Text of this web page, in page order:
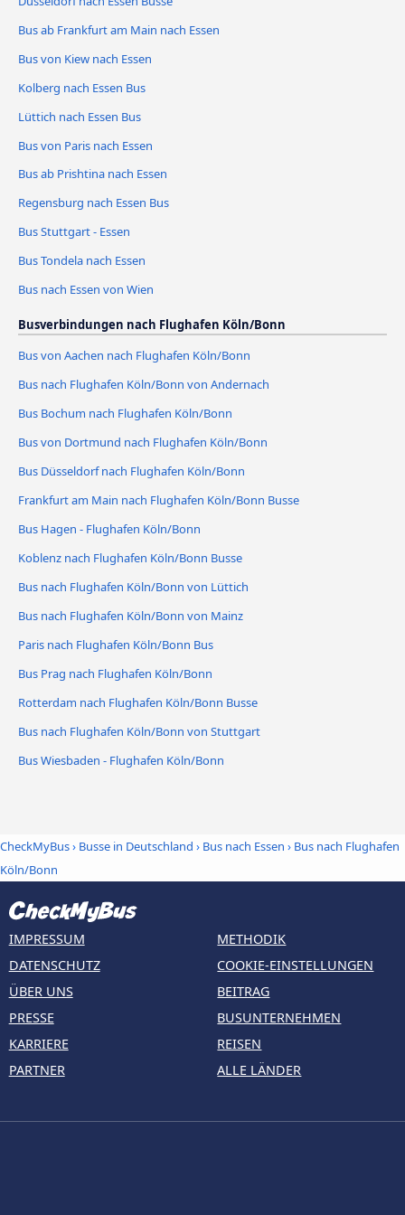
Bus ab Frankfurt am Main nach Essen
Bus von Kiew nach Essen
Kolberg nach Essen Bus
Lüttich nach Essen Bus
Bus von Paris nach Essen
Bus ab Prishtina nach Essen
Regensburg nach Essen Bus
Bus Stuttgart - Essen
Bus Tondela nach Essen
Bus nach Essen von Wien
Busverbindungen nach Flughafen Köln/Bonn
Bus von Aachen nach Flughafen Köln/Bonn
Bus nach Flughafen Köln/Bonn von Andernach
Bus Bochum nach Flughafen Köln/Bonn
Bus von Dortmund nach Flughafen Köln/Bonn
Bus Düsseldorf nach Flughafen Köln/Bonn
Frankfurt am Main nach Flughafen Köln/Bonn Busse
Bus Hagen - Flughafen Köln/Bonn
Koblenz nach Flughafen Köln/Bonn Busse
Bus nach Flughafen Köln/Bonn von Lüttich
Bus nach Flughafen Köln/Bonn von Mainz
Paris nach Flughafen Köln/Bonn Bus
Bus Prag nach Flughafen Köln/Bonn
Rotterdam nach Flughafen Köln/Bonn Busse
Bus nach Flughafen Köln/Bonn von Stuttgart
Bus Wiesbaden - Flughafen Köln/Bonn
CheckMyBus› Busse in Deutschland › Bus nach Essen › Bus nach Flughafen
Köln/Bonn
IMPRESSUM
DATENSCHUTZ
ÜBER UNS
PRESSE
KARRIERE
PARTNER
METHODIK
COOKIE-EINSTELLUNGEN
BEITRAG
BUSUNTERNEHMEN
REISEN
ALLE LÄNDER